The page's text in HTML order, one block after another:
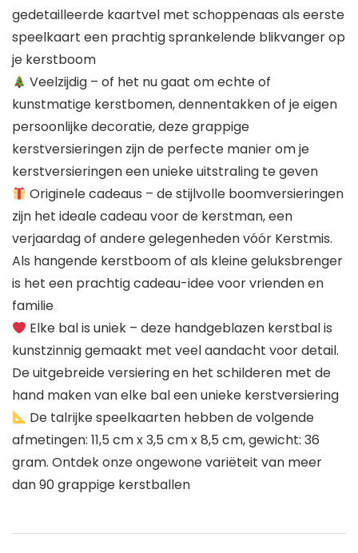
gedetailleerde kaartvel met schoppenaas als eerste
speelkaart een prachtig sprankelende blikvanger op
je kerstboom
Veelzijdig – of het nu gaat om echte of
kunstmatige kerstbomen, dennentakken of je eigen
persoonlijke decoratie, deze grappige
kerstversieringen zijn de perfecte manier om je
kerstversieringen een unieke uitstraling te geven
Originele cadeaus – de stijlvolle boomversieringen
zijn het ideale cadeau voor de kerstman, een
verjaardag of andere gelegenheden vóór Kerstmis.
Als hangende kerstboom of als kleine geluksbrenger
is het een prachtig cadeau-idee voor vrienden en
familie
Elke bal is uniek – deze handgeblazen kerstbal is
kunstzinnig gemaakt met veel aandacht voor detail.
De uitgebreide versiering en het schilderen met de
hand maken van elke bal een unieke kerstversiering
De talrijke speelkaarten hebben de volgende
afmetingen: 11,5 cm x 3,5 cm x 8,5 cm, gewicht: 36
gram. Ontdek onze ongewone variëteit van meer
dan 90 grappige kerstballen